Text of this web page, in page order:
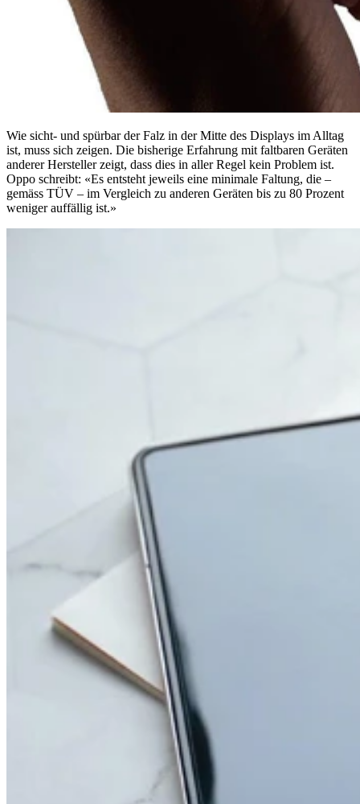
Wie sicht- und spürbar der Falz in der Mitte des Displays im Alltag
ist, muss sich zeigen. Die bisherige Erfahrung mit faltbaren Geräten
anderer Hersteller zeigt, dass dies in aller Regel kein Problem ist.
Oppo schreibt: «Es entsteht jeweils eine minimale Faltung, die –
gemäss TÜV – im Vergleich zu anderen Geräten bis zu 80 Prozent
weniger auffällig ist.»